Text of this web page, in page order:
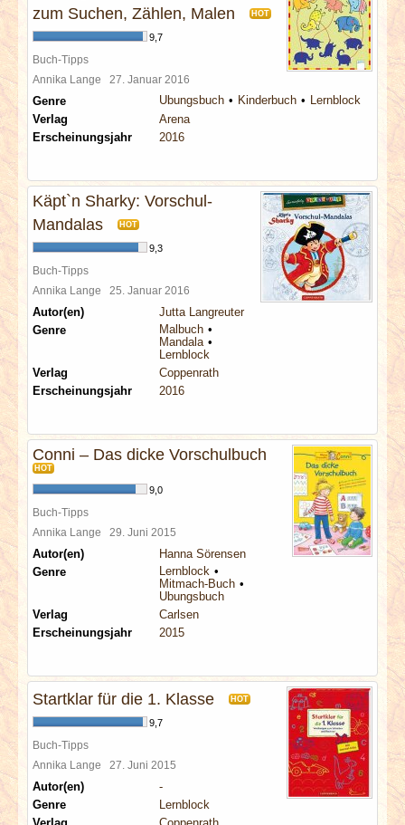
zum Suchen, Zählen, Malen
HOT
9,7
Buch-Tipps
Annika Lange 27. Januar 2016
Genre Übungsbuch Kinderbuch
Lernblock
Verlag
Arena
Erscheinungsjahr
2016
Käpt`n Sharky: Vorschul-
Mandalas
HOT
9,3
Buch-Tipps
Annika Lange 25. Januar 2016
Autor(en)
Jutta Langreuter
Genre
Malbuch
Mandala
Lernblock
Verlag
Coppenrath
Erscheinungsjahr
2016
Conni – Das dicke Vorschulbuch
HOT
9,0
Buch-Tipps
Annika Lange 29. Juni 2015
Autor(en)
Hanna Sörensen
Genre
Lernblock
Mitmach-Buch
Übungsbuch
Verlag
Carlsen
Erscheinungsjahr
2015
Startklar für die 1. Klasse HOT
9,7
Buch-Tipps
Annika Lange 27. Juni 2015
Autor(en)
-
Genre
Lernblock